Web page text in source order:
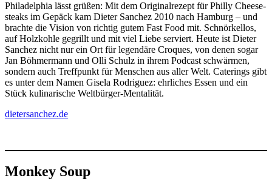
Philadelphia lässt grüßen: Mit dem Originalrezept für Philly Cheese­
steaks im Gepäck kam Dieter Sanchez 2010 nach Hamburg – und
brachte die Vision von richtig gutem Fast Food mit. Schnörkellos,
auf Holzkohle gegrillt und mit viel Liebe serviert. Heute ist Dieter
Sanchez nicht nur ein Ort für legendäre Croques, von denen sogar
Jan Böhmermann und Olli Schulz in ihrem Podcast schwärmen,
sondern auch Treffpunkt für Menschen aus aller Welt. Caterings gibt
es unter dem Namen Gisela Rodriguez: ehrliches Essen und ein
Stück kulinarische Weltbürger-Mentalität.
dietersanchez.de
Monkey Soup